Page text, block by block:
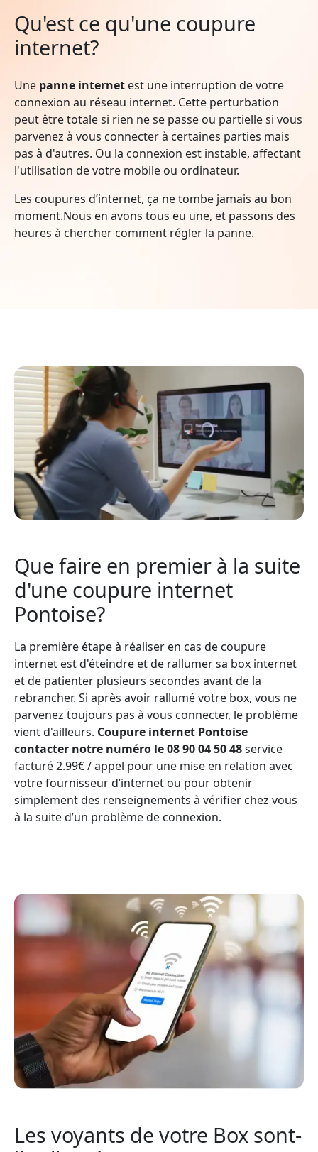
Qu'est ce qu'une coupure
internet?
Une panne internet est une interruption de votre
connexion au réseau internet. Cette perturbation
peut être totale si rien ne se passe ou partielle si vous
parvenez à vous connecter à certaines parties mais
pas à d'autres. Ou la connexion est instable, affectant
l'utilisation de votre mobile ou ordinateur.
Les coupures d’internet, ça ne tombe jamais au bon
moment.Nous en avons tous eu une, et passons des
heures à chercher comment régler la panne.
Que faire en premier à la suite
d'une coupure internet
Pontoise?
La première étape à réaliser en cas de coupure
internet est d'éteindre et de rallumer sa box internet
et de patienter plusieurs secondes avant de la
rebrancher. Si après avoir rallumé votre box, vous ne
parvenez toujours pas à vous connecter, le problème
vient d'ailleurs. Coupure internet Pontoise
contacter notre numéro le 08 90 04 50 48service
facturé 2.99€ / appel pour une mise en relation avec
votre fournisseur d’internet ou pour obtenir
simplement des renseignements à vérifier chez vous
à la suite d’un problème de connexion.
Les voyants de votre Box sont-